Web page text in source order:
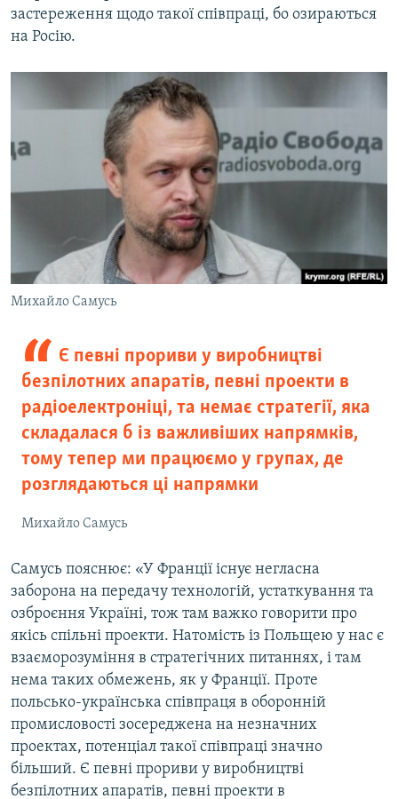
застереження щодо такої співпраці, бо озираються
на Росію.
Михайло Самусь
Є певні прориви у виробництві
безпілотних апаратів, певні проекти в
радіоелектроніці, та немає стратегії, яка
складалася б із важливіших напрямків,
тому тепер ми працюємо у групах, де
розглядаються ці напрямки
Михайло Самусь
Самусь пояснює: «У Франції існує негласна
заборона на передачу технологій, устаткування та
озброєння Україні, тож там важко говорити про
якісь спільні проекти. Натомість із Польщею у нас є
взаєморозуміння в стратегічних питаннях, і там
нема таких обмежень, як у Франції. Проте
польсько-українська співпраця в оборонній
промисловості зосереджена на незначних
проектах, потенціал такої співпраці значно
більший. Є певні прориви у виробництві
безпілотних апаратів, певні проекти в